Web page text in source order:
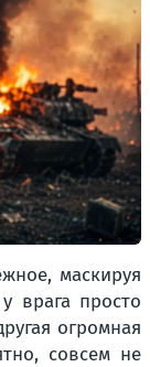
маскируя
врага просто
огромная
совсем не